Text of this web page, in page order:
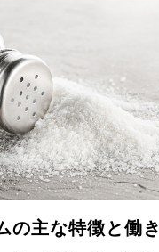
の主な特徴と働き